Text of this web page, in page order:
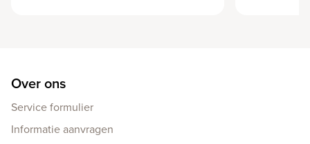
Over ons
Service formulier
Informatie aanvragen